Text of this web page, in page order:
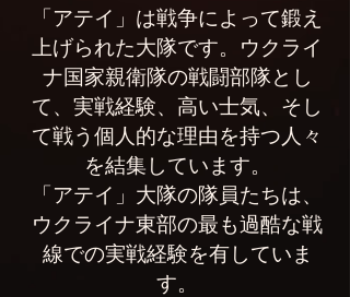
「アテイ」は戦争によって鍛え
上げられた大隊です。ウクライ
ナ国家親衛隊の戦闘部隊とし
て、実戦経験、高い士気、そし
て戦う個人的な理由を持つ人々
を結集しています。
「アテイ」大隊の隊員たちは、
ウクライナ東部の最も過酷な戦
線での実戦経験を有していま
す。